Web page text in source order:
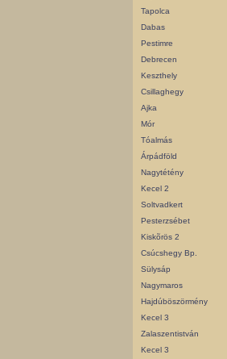
Tapolca
Dabas
Pestimre
Debrecen
Keszthely
Csillaghegy
Ajka
Mór
Tóalmás
Árpádföld
Nagytétény
Kecel 2
Soltvadkert
Pesterzsébet
Kiskõrös 2
Csúcshegy Bp.
Sülysáp
Nagymaros
Hajdúböszörmény
Kecel 3
Zalaszentistván
Kecel 3